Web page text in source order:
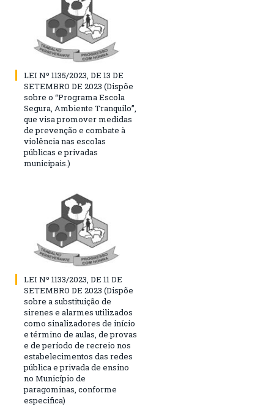
LEI Nº 1135/2023, DE 13 DE
SETEMBRO DE 2023 (Dispõe
sobre o “Programa Escola
Segura, Ambiente Tranquilo”,
que visa promover medidas
de prevenção e combate à
violência nas escolas
públicas e privadas
municipais.)
LEI Nº 1133/2023, DE 11 DE
SETEMBRO DE 2023 (Dispõe
sobre a substituição de
sirenes e alarmes utilizados
como sinalizadores de início
e término de aulas, de provas
e de período de recreio nos
estabelecimentos das redes
pública e privada de ensino
no Município de
paragominas, conforme
especifica)